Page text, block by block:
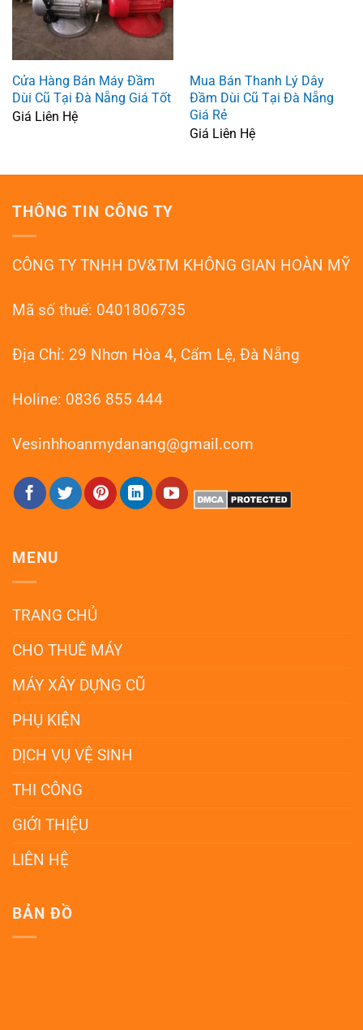
Cửa Hàng Bán Máy Đầm
Dùi Cũ Tại Đà Nẵng Giá Tốt
Giá Liên Hệ
Mua Bán Thanh Lý Dây
Đầm Dùi Cũ Tại Đà Nẵng
Giá Rẻ
Giá Liên Hệ
THÔNG TIN CÔNG TY
CÔNG TY TNHH DV&TM KHÔNG GIAN HOÀN MỸ
Mã số thuế: 0401806735
Địa Chỉ: 29 Nhơn Hòa 4, Cẩm Lệ, Đà Nẵng
Holine: 0836 855 444
Vesinhhoanmydanang@gmail.com
MENU
TRANG CHỦ
CHO THUÊ MÁY
MÁY XÂY DỰNG CŨ
PHỤ KIỆN
DỊCH VỤ VỆ SINH
THI CÔNG
GIỚI THIỆU
LIÊN HỆ
BẢN ĐỒ